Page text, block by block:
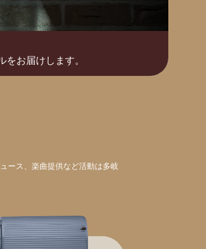
お届けします。
ース、楽曲提供など活動は多岐